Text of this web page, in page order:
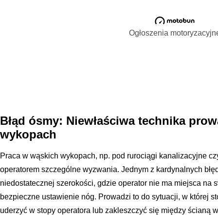
Ogłoszenia
Błąd ósmy: Niewłaściwa technika
wykopach
Praca w wąskich wykopach, np. pod rurociągi kanalizacyjne
operatorem szczególne wyzwania. Jednym z kardynalnych
niedostatecznej szerokości, gdzie operator nie ma miejsca na
bezpieczne ustawienie nóg. Prowadzi to do sytuacji, w której
uderzyć w stopy operatora lub zakleszczyć się między ścianą